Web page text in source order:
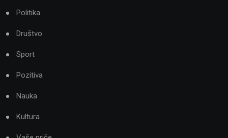
Politika
Društvo
Sport
Pozitiva
Nauka
Kultura